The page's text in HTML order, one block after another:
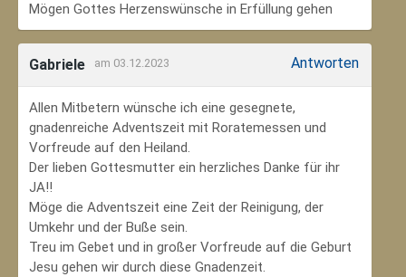
Mögen Gottes Herzenswünsche in Erfüllung gehen
Gabriele am 03.12.2023 Antworten
Allen Mitbetern wünsche ich eine gesegnete,
gnadenreiche Adventszeit mit Roratemessen und
Vorfreude auf den Heiland.
Der lieben Gottesmutter ein herzliches Danke für ihr
JA!!
Möge die Adventszeit eine Zeit der Reinigung, der
Umkehr und der Buße sein.
Treu im Gebet und in großer Vorfreude auf die Geburt
Jesu gehen wir durch diese Gnadenzeit.